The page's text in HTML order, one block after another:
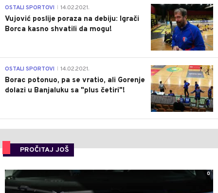
1
OSTALI SPORTOVI 14.02.2021.
Vujović poslije poraza na debiju: Igrači
Borca kasno shvatili da mogu!
3
OSTALI SPORTOVI 14.02.2021.
Borac potonuo, pa se vratio, ali Gorenje
dolazi u Banjaluku sa "plus četiri"!
PROČITAJ JOŠ
0